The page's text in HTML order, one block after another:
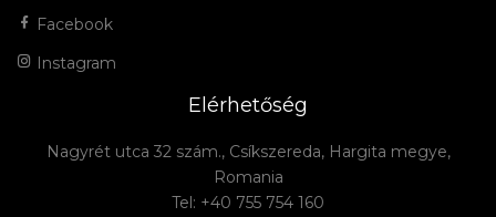
Facebook
Instagram
Elérhetőség
Nagyrét utca 32 szám., Csíkszereda, Hargita megye,
Romania
Tel: +40 755 754 160